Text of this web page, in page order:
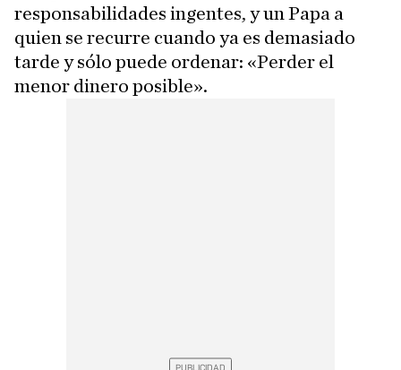
responsabilidades ingentes, y un Papa a
quien se recurre cuando ya es demasiado
tarde y sólo puede ordenar: «Perder el
menor dinero posible».